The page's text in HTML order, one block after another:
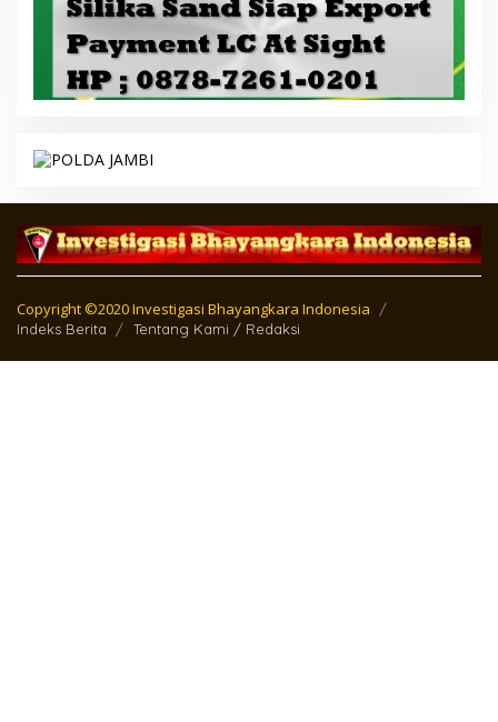
Copyright ©2020 Investigasi Bhayangkara Indonesia
Indeks Berita Tentang Kami / Redaksi